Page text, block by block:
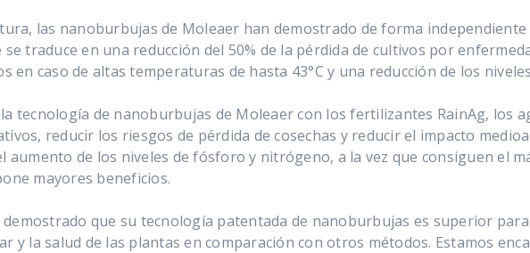
las nanoburbujas de Moleaer han demostrado de forma independiente
traduce en una reducción del 50% de la pérdida de cultivos por
en caso de altas temperaturas de hasta 43°C y una reducción de los
tecnología de nanoburbujas de Moleaer con los fertilizantes RainAg, los
reducir los riesgos de pérdida de cosechas y reducir el impacto
aumento de los niveles de fósforo y nitrógeno, a la vez que consiguen el
mayores beneficios.
que su tecnología patentada de nanoburbujas es superior
y la salud de las plantas en comparación con otros métodos. Estamos